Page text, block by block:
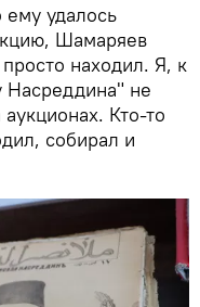
удалось
Шамаряев
находил. Я, к
Насреддина" не
Кто-то
собирал и